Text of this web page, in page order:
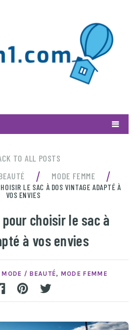
TO ALL POSTS
/ MODE FEMME /
LE SAC À DOS VINTAGE ADAPTÉ À
VOS ENVIES
choisir le sac à
à vos envies
MODE / BEAUTÉ, MODE FEMME